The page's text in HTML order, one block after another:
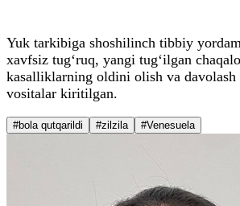
Yuk tarkibiga shoshilinch tibbiy
xavfsiz tug‘ruq, yangi tug‘ilgan
kasalliklarning oldini olish va davolash
vositalar kiritilgan.
#bola qutqarildi #zilzila #Venesuela